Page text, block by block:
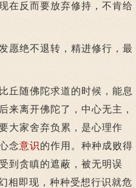
在反而要放弃修持，不肯给
绝不退转，精进修行，最
随佛陀求道的时候，能息
来离开佛陀了，中心无主，
大家舍弃负累，是心理作
念意识的作用。种种成败得
到贪瞋的遮蔽，被无明误
相即现，种种受想行识就危